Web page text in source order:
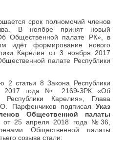
срок полномочий членов
В ноябре принят новый
Общественной палате РК», в
идёт формирование нового
Карелия от 3 ноября 2017
палате Республики
2 статьи 8 Закона Республики
2017 года № 2169-ЗРК «Об
Республики Карелия», Глава
Парфенчиков подписал Указ
Общественной палаты
от 25 апреля 2018 года №36,
Общественной палаты
созыва стали: